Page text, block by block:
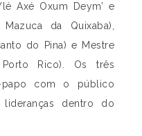
Axé Oxum Deym’ e
da Quixaba),
do Pina) e Mestre
Rico). Os três
papo com o público
dentro do